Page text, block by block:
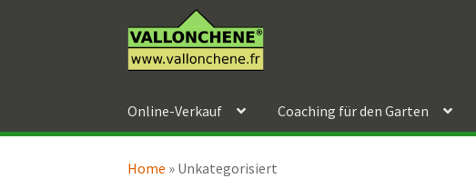
Navigation
springen
Inhalt
springen
Online-Verkauf Coaching für den Garten
Home » Unkategorisiert